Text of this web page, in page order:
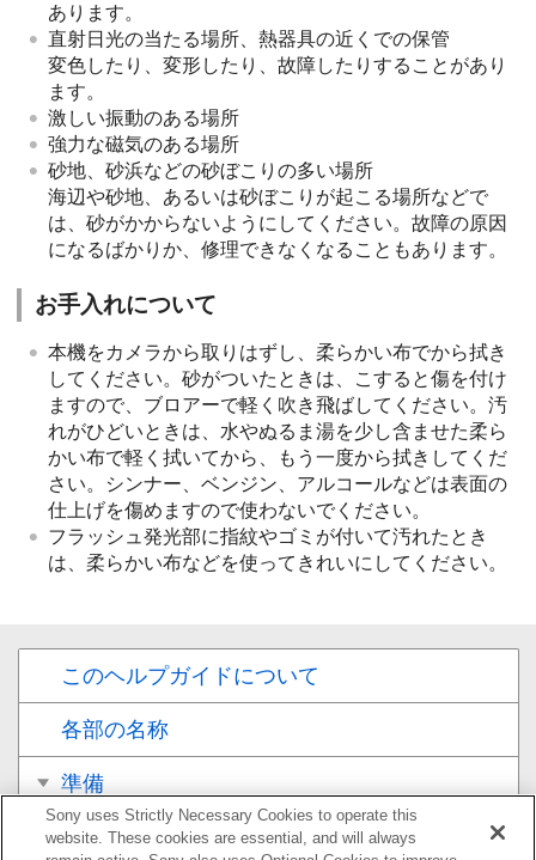
あります。
直射日光の当たる場所、熱器具の近くでの保管
変色したり、変形したり、故障したりすることがあり
ます。
激しい振動のある場所
強力な磁気のある場所
砂地、砂浜などの砂ぼこりの多い場所
海辺や砂地、あるいは砂ぼこりが起こる場所などで
は、砂がかからないようにしてください。故障の原因
になるばかりか、修理できなくなることもあります。
お手入れについて
本機をカメラから取りはずし、柔らかい布でから拭き
してください。砂がついたときは、こすると傷を付け
ますので、ブロアーで軽く吹き飛ばしてください。汚
れがひどいときは、水やぬるま湯を少し含ませた柔ら
かい布で軽く拭いてから、もう一度から拭きしてくだ
さい。シンナー、ベンジン、アルコールなどは表面の
仕上げを傷めますので使わないでください。
フラッシュ発光部に指紋やゴミが付いて汚れたとき
は、柔らかい布などを使ってきれいにしてください。
このヘルプガイドについて
各部の名称
準備
撮影
Sony uses Strictly Necessary Cookies to operate this
website. These cookies are essential, and will always